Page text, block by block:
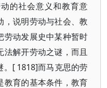
的社会意义和教育意
，说明劳动与社会、教
劳动发展史中某种暂时
解开劳动之谜，而且
。[ 1818]而马克思的劳
教育的基本条件，教育